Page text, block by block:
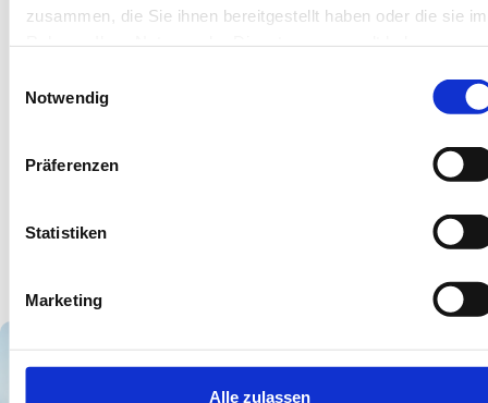
zusammen, die Sie ihnen bereitgestellt haben oder die sie im
Notwendig
Präferenzen
Statistiken
Marketing
Alle zulassen
Wir sind für Sie